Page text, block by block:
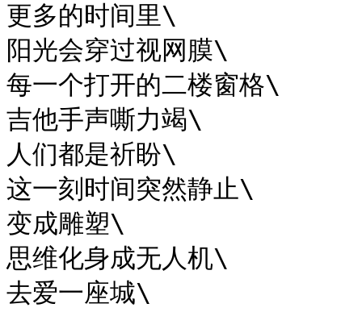
更多的时间里\
阳光会穿过视网膜\
每一个打开的二楼窗格\
吉他手声嘶力竭\
人们都是祈盼\
这一刻时间突然静止\
变成雕塑\
思维化身成无人机\
去爱一座城\